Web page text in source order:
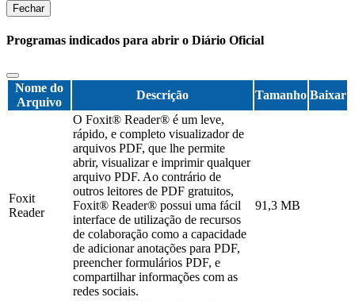
Fechar
Programas indicados para abrir o Diário Oficial
Nome do
Arquivo
Descrição Tamanho Baixar
Foxit
Reader
O Foxit® Reader® é um leve,
rápido, e completo visualizador de
arquivos PDF, que lhe permite
abrir, visualizar e imprimir qualquer
arquivo PDF. Ao contrário de
outros leitores de PDF gratuitos,
Foxit® Reader® possui uma fácil
interface de utilização de recursos
de colaboração como a capacidade
de adicionar anotações para PDF,
preencher formulários PDF, e
compartilhar informações com as
redes sociais.
91,3 MB